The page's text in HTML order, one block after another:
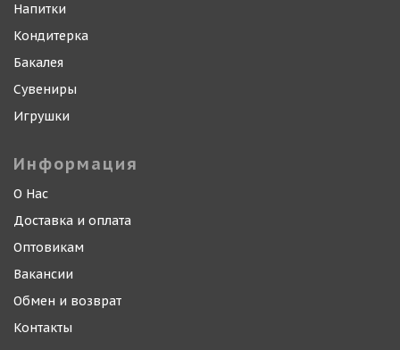
Напитки
Кондитерка
Бакалея
Сувениры
Игрушки
Информация
О Нас
Доставка и оплата
Оптовикам
Вакансии
Обмен и возврат
Контакты